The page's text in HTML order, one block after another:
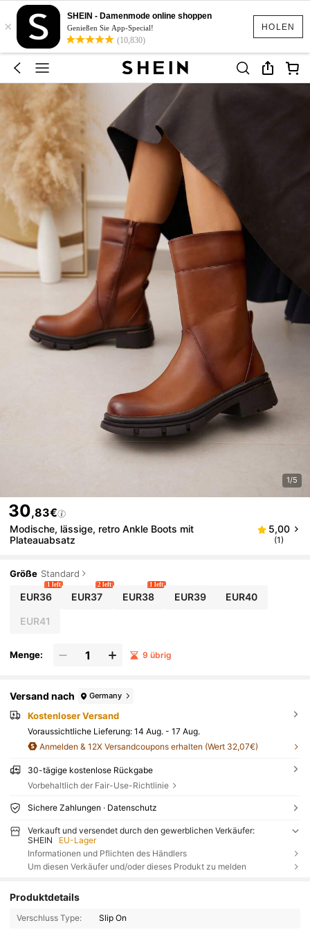
HOLEN
×
SHEIN - Damenmode online shoppen
Genießen Sie App-Special!
(10,830)
1/5
30,83€
Modische, lässige, retro Ankle Boots mit
Plateauabsatz
5,00
(1)
Größe Standard
EUR36
1 left
EUR37
2 left
EUR38
1 left
EUR39 EUR40
EUR41
Menge: 9 übrig
Versand nach Germany
Kostenloser Versand
Voraussichtliche Lieferung: 14 Aug. - 17 Aug.
Anmelden & 12X Versandcoupons erhalten (Wert 32,07€)
30-tägige kostenlose Rückgabe
Vorbehaltlich der Fair-Use-Richtlinie
Sichere Zahlungen · Datenschutz
Verkauft und versendet durch den gewerblichen Verkäufer:
SHEIN
EU-Lager
Informationen und Pflichten des Händlers
Um diesen Verkäufer und/oder dieses Produkt zu melden
Produktdetails
Verschluss Type: Slip On